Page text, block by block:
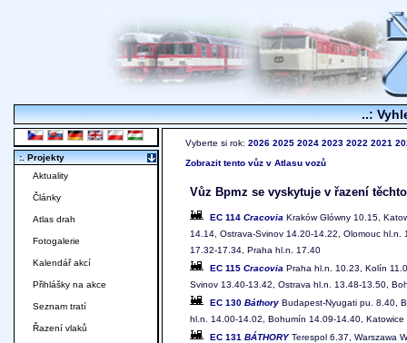
..:
Vyberte si rok: 2026 2025 2024 2023 2022 2021
Zobrazit tento vůz v Atlasu vozů
Vůz Bpmz se vyskytuje v řazení
EC 114 Cracovia Kraków Glówny 10.15,
14.14, Ostrava-Svinov 14.20-14.22, Olomouc
17.32-17.34, Praha hl.n. 17.40
EC 115 Cracovia Praha hl.n. 10.23, Kolín
Svinov 13.40-13.42, Ostrava hl.n. 13.48-13.50,
EC 130 Báthory Budapest-Nyugati pu. 8.40,
hl.n. 14.00-14.02, Bohumín 14.09-14.40,
EC 131 BÁTHORYTerespol 6.37, Warszawa
:. Projekty
Aktuality
Články
Atlas drah
Fotogalerie
Kalendář akcí
Přihlášky na akce
Seznam tratí
Řazení vlaků